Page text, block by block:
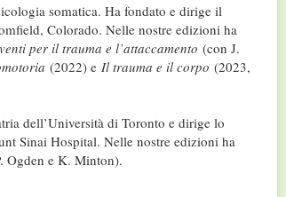
somatica. Ha fondato e dirige il
Colorado. Nelle nostre edizioni ha
per il trauma e l’attaccamento (con J.
(2022) e Il trauma e il corpo (2023,
dell’Università di Toronto e dirige lo
Sinai Hospital. Nelle nostre edizioni ha
Ogden e K. Minton).